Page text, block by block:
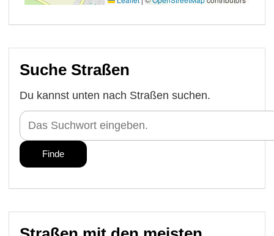
Suche Straßen
Du kannst unten nach Straßen suchen.